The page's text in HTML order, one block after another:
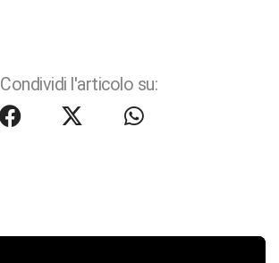
Condividi l'articolo su: